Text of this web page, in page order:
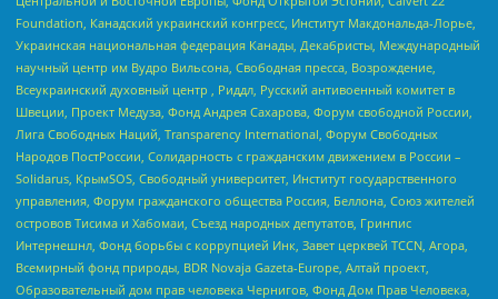
Foundation, Канадский украинский конгресс, Институт Макдональда-Лорье,
Украинская национальная федерация Канады, Декабристы, Международный
научный центр им Вудро Вильсона, Свободная пресса, Возрождение,
Всеукраинский духовный центр , Риддл, Русский антивоенный комитет в
Швеции, Проект Медуза, Фонд Андрея Сахарова, Форум свободной России,
Лига Свободных Наций, Transparеncy International, Форум Свободных
Народов ПостРоссии, Солидарность с гражданским движением в России –
Solidarus, КрымSOS, Свободный университет, Институт государственного
управления, Форум гражданского общества Россия, Беллона, Союз жителей
островов Тисима и Хабомаи, Съезд народных депутатов, Гринпис
Интернешнл, Фонд борьбы с коррупцией Инк, Завет церквей TCCN, Агора,
Всемирный фонд природы, BDR Novaja Gazeta-Europe, Алтай проект,
Образовательный дом прав человека Чернигов, Фонд Дом Прав Человека,